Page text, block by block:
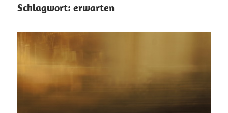
Schlagwort: erwarten